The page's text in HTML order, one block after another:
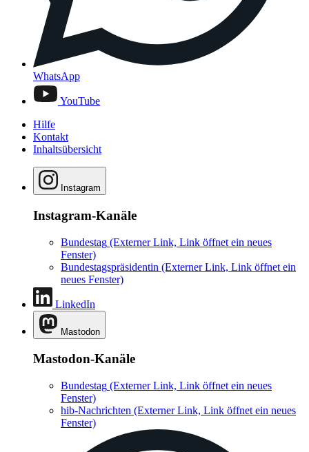
WhatsApp
YouTube
Hilfe
Kontakt
Inhaltsübersicht
Instagram
Instagram-Kanäle
Bundestag (Externer Link, Link öffnet ein neues
Fenster)
Bundestagspräsidentin (Externer Link, Link öffnet ein
neues Fenster)
LinkedIn
Mastodon
Mastodon-Kanäle
Bundestag (Externer Link, Link öffnet ein neues
Fenster)
hib-Nachrichten (Externer Link, Link öffnet ein neues
Fenster)